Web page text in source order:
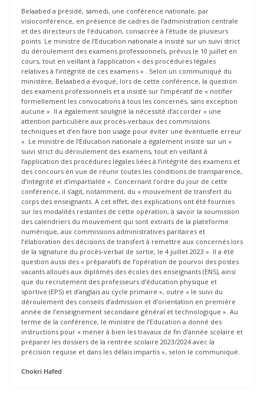
Belaabed a présidé, samedi, une conférence nationale, par
visioconférence, en présence de cadres de l’administration centrale
et des directeurs de l’éducation, consacrée à l’étude de plusieurs
points. Le ministre de l’Education nationale a insisté sur un suivi strict
du déroulement des examens professionnels, prévus le 10 juillet en
cours, tout en veillant à l’application « des procédures légales
relatives à l’intégrité de ces examens » . Selon un communiqué du
ministère, Belaabed a évoqué, lors de cette conférence, la question
des examens professionnels et a insisté sur l’impératif de « notifier
formellement les convocations à tous les concernés, sans exception
aucune ». Il a également souligné la nécessité d’accorder « une
attention particulière aux procès-verbaux des commissions
techniques et d’en faire bon usage pour éviter une éventuelle erreur
». Le ministre de l’Education nationale a également insisté sur un «
suivi strict du déroulement des examens, tout en veillant à
l’application des procédures légales liées à l’intégrité des examens et
des concours en vue de réunir toutes les conditions de transparence,
d’intégrité et d’impartialité ». Concernant l’ordre du jour de cette
conférence, il s’agit, notamment, du « mouvement de transfert du
corps des enseignants. A cet effet, des explications ont été fournies
sur les modalités restantes de cette opération, à savoir la soumission
des calendriers du mouvement qui sont extraits de la plateforme
numérique, aux commissions administratives paritaires et
l’élaboration des décisions de transfert à remettre aux concernés lors
de la signature du procès-verbal de sortie, le 4 juillet 2023 ». Il a été
question aussi des « préparatifs de l’opération de pourvoi des postes
vacants alloués aux diplômés des écoles des enseignants (ENS), ainsi
que du recrutement des professeurs d’éducation physique et
sportive (EPS) et d’anglais au cycle primaire », outre « le suivi du
déroulement des conseils d’admission et d’orientation en première
année de l’enseignement secondaire général et technologique ». Au
terme de la conférence, le ministre de l’Education a donné des
instructions pour « mener à bien les travaux de fin d’année scolaire et
préparer les dossiers de la rentrée scolaire 2023/2024 avec la
précision requise et dans les délais impartis », selon le communiqué.
Chokri Hafed